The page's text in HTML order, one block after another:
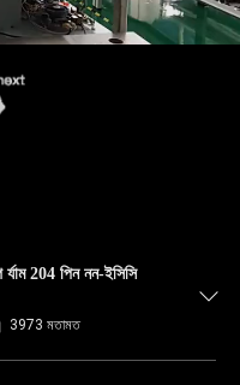
204 পিন নন-ইসিসি
3973 মতামত